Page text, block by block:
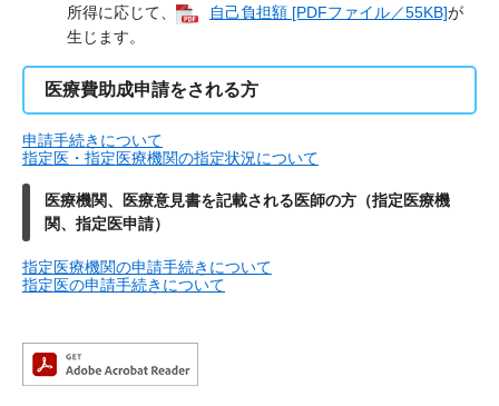
所得に応じて、
自己負担額 [PDFファイル／55KB]が
生じます。
医療費助成申請をされる方
申請手続きについて
指定医・指定医療機関の指定状況について
医療機関、医療意見書を記載される医師の方（指定医療機
関、指定医申請）
指定医療機関の申請手続きについて
指定医の申請手続きについて